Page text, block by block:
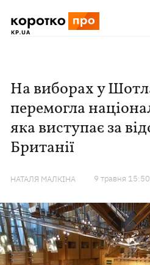
На виборах у
перемогла
яка виступає за
Британії
НАТАЛЯ МАЛКІНА 9 травня 15:50